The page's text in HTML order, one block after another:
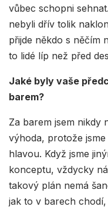
vůbec schopni
nebyli dřív tolik
přijde někdo s něčím
to lidé líp než před
Jaké byly vaše
barem?
Za barem jsem nikdy
výhoda, protože
hlavou. Když jsme
konceptu, vždycky
takový plán nemá
jak to v barech